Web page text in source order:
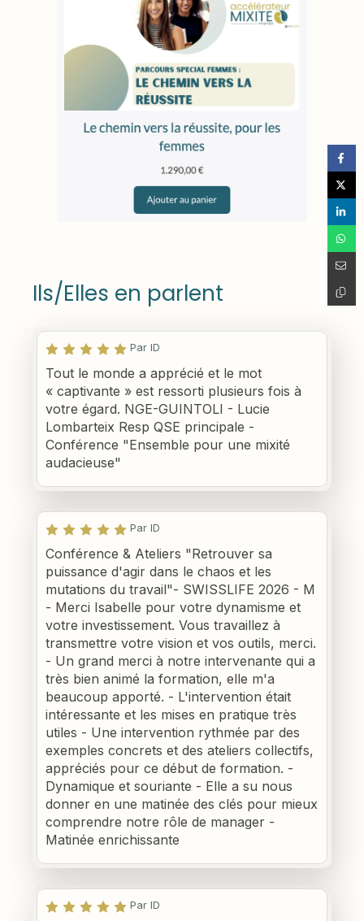
Ils/Elles en parlent
Par ID
Tout le monde a apprécié et le mot
« captivante » est ressorti plusieurs fois à
votre égard. NGE-GUINTOLI - Lucie
Lombarteix Resp QSE principale -
Conférence "Ensemble pour une mixité
audacieuse"
Par ID
Conférence & Ateliers "Retrouver sa
puissance d'agir dans le chaos et les
mutations du travail"- SWISSLIFE 2026 - M
- Merci Isabelle pour votre dynamisme et
votre investissement. Vous travaillez à
transmettre votre vision et vos outils, merci.
- Un grand merci à notre intervenante qui a
très bien animé la formation, elle m'a
beaucoup apporté. - L'intervention était
intéressante et les mises en pratique très
utiles - Une intervention rythmée par des
exemples concrets et des ateliers collectifs,
appréciés pour ce début de formation. -
Dynamique et souriante - Elle a su nous
donner en une matinée des clés pour mieux
comprendre notre rôle de manager -
Matinée enrichissante
Par ID